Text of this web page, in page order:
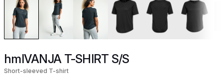
hmlVANJA T-SHIRT S/S
Short-sleeved T-shirt